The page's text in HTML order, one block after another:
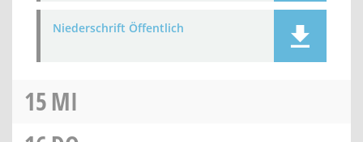
Niederschrift Öffentlich
15MI